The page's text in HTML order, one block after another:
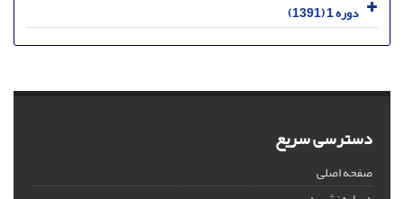
دوره 1 (1391)
دسترسی سریع
صفحه اصلی